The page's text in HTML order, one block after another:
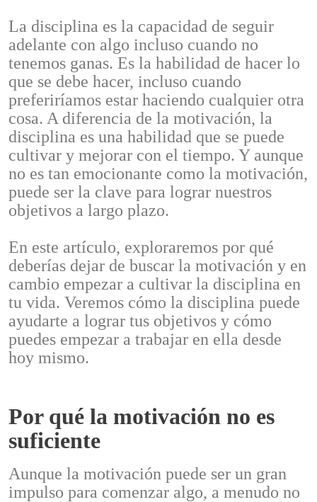
La disciplina es la capacidad de seguir
adelante con algo incluso cuando no
tenemos ganas. Es la habilidad de hacer lo
que se debe hacer, incluso cuando
preferiríamos estar haciendo cualquier otra
cosa. A diferencia de la motivación, la
disciplina es una habilidad que se puede
cultivar y mejorar con el tiempo. Y aunque
no es tan emocionante como la motivación,
puede ser la clave para lograr nuestros
objetivos a largo plazo.
En este artículo, exploraremos por qué
deberías dejar de buscar la motivación y en
cambio empezar a cultivar la disciplina en
tu vida. Veremos cómo la disciplina puede
ayudarte a lograr tus objetivos y cómo
puedes empezar a trabajar en ella desde
hoy mismo.
Por qué la motivación no es
suficiente
Aunque la motivación puede ser un gran
impulso para comenzar algo, a menudo no